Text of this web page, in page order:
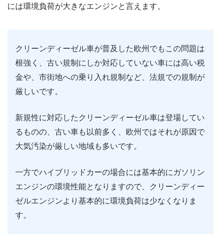
には環境負荷が大きなエンジンと言えます。
クリーンディーゼル車が普及した欧州でもこの問題は
根強く、古い規制にしか対応していない車には高い税
金や、市街地への乗り入れ規制など、法規での規制が
厳しいです。
新規性に対応したクリーンディーゼル車は登場してい
るものの、古い車も以前多く、欧州ではそれが原因で
大気汚染が厳しい地域も多いです。
一方でハイブリッドカーの場合には基本的にガソリン
エンジンの環境性能となりますので、クリーンディー
ゼルエンジンより基本的に環境負荷は少なくなりま
す。